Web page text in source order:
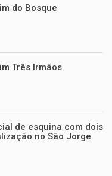
do Bosque
Três Irmãos
de esquina com dois
no São Jorge